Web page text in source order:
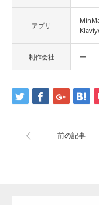
アプリ
制作会社 ー
前の記事